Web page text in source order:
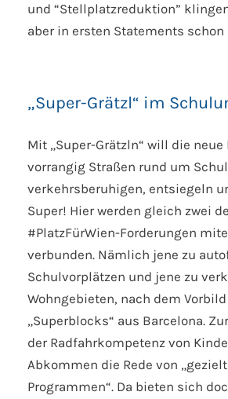
und “Stellplatzreduktion”
aber in ersten Statements
„Super-Grätzl“ im
Mit „Super-Grätzln“ will die neue
vorrangig Straßen rund um
verkehrsberuhigen, entsiegeln
Super! Hier werden gleich zwei
#PlatzFürWien-Forderungen
verbunden. Nämlich jene zu
Schulvorplätzen und jene zu
Wohngebieten, nach dem
„Superblocks“ aus Barcelona.
der Radfahrkompetenz von
Abkommen die Rede von
Programmen“. Da bieten sich